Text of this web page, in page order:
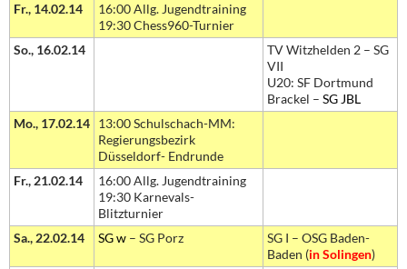
Fr., 14.02.14
16:00 Allg. Jugendtraining
19:30 Chess960-Turnier
So., 16.02.14
TV Witzhelden 2 – SG
VII
U20: SF Dortmund
Brackel – SG JBL
Mo., 17.02.14 13:00 Schulschach-MM:
Regierungsbezirk
Düsseldorf- Endrunde
Fr., 21.02.14
16:00 Allg. Jugendtraining
19:30 Karnevals-
Blitzturnier
Sa., 22.02.14
SG w – SG Porz
SG I – OSG Baden-
Baden (in Solingen)